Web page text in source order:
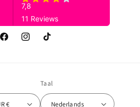
FacebookInstagramTikTok
Nederland | EUR €
Taal
Nederlands